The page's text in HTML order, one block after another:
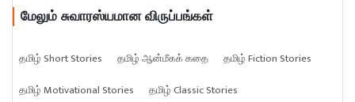
மேலும் சுவாரஸ்யமான விருப்பங்கள்
தமிழ் Short Stories தமிழ் ஆன்மீகக் கதை
தமிழ் Fiction Stories
தமிழ் Motivational Stories
தமிழ் Classic Stories